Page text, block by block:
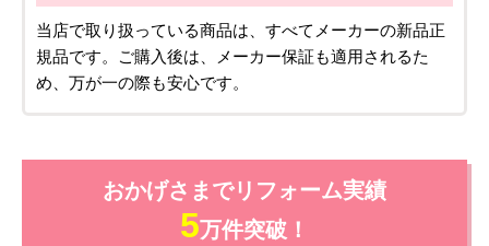
当店で取り扱っている商品は、すべてメーカーの新品正
規品です。ご購入後は、メーカー保証も適用されるた
め、万が一の際も安心です。
おかげさまでリフォーム実績
5万件突破！